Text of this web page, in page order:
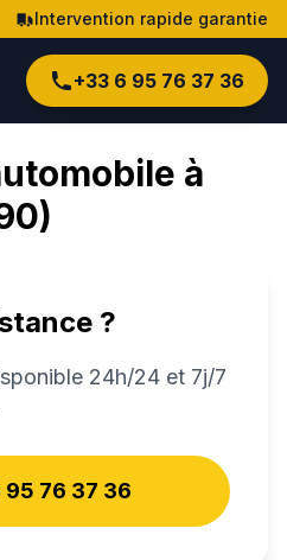
Intervention rapide garantie
+33 6 95 76 37 36
à
)
?
24h/24 et 7j/7
95 76 37 36